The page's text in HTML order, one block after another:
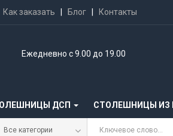
Как заказать Блог Контакты
Ежедневно с 9.00 до 19.00
ДСП СТОЛЕШНИЦЫ ИЗ